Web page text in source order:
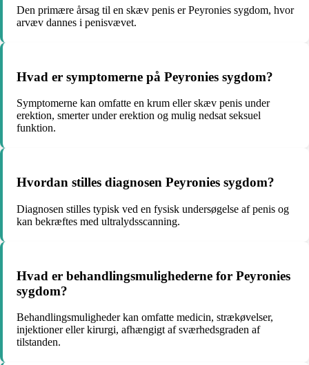
Den primære årsag til en skæv penis er Peyronies sygdom, hvor
arvæv dannes i penisvævet.
Hvad er symptomerne på Peyronies sygdom?
Symptomerne kan omfatte en krum eller skæv penis under
erektion, smerter under erektion og mulig nedsat seksuel
funktion.
Hvordan stilles diagnosen Peyronies sygdom?
Diagnosen stilles typisk ved en fysisk undersøgelse af penis og
kan bekræftes med ultralydsscanning.
Hvad er behandlingsmulighederne for Peyronies
sygdom?
Behandlingsmuligheder kan omfatte medicin, strækøvelser,
injektioner eller kirurgi, afhængigt af sværhedsgraden af
tilstanden.